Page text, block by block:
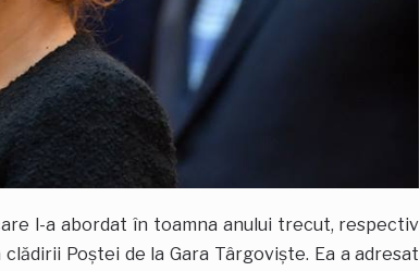
l-a abordat în toamna anului trecut, respectiv
Poștei de la Gara Târgoviște. Ea a adresat